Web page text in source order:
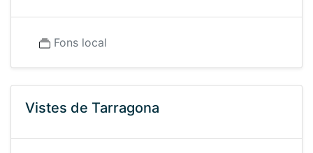
Fons local
Vistes de Tarragona